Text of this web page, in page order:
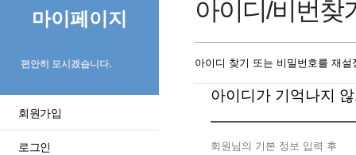
마이페이지
편안히 모시겠습니다.
회원가입
로그인
아이디/비번찾
아이디 찾기 또는 비밀번호를 재
아이디가 기억나지
회원님의 기본 정보 입력 후